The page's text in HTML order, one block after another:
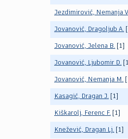
Jezdimirović, Nemanja
Jovanović, Dragoljub A.
Jovanović, Jelena B. [1]
Jovanović, Ljubomir D. [1]
Jovanović, Nemanja M.
Kasagić, Dragan J. [1]
Kiškarolj, Ferenc F. [1]
Knežević, Dragan Lj. [1]